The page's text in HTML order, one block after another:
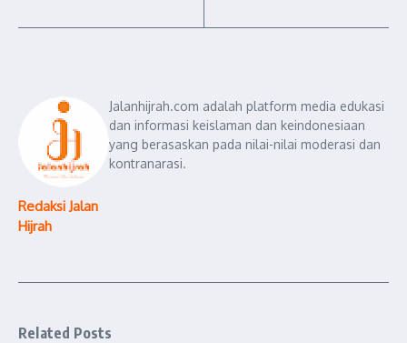
Redaksi Jalan
Hijrah
Jalanhijrah.com adalah platform media edukasi
dan informasi keislaman dan keindonesiaan
yang berasaskan pada nilai-nilai moderasi dan
kontranarasi.
Related Posts